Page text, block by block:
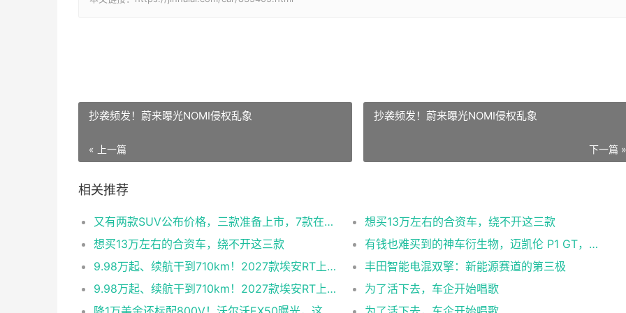
抄袭频发！蔚来曝光NOMI侵权乱象
« 上一篇
抄袭频发！蔚来曝光NOMI侵权乱象
下一篇 »
相关推荐
又有两款SUV公布价格，三款准备上市，7款在降价
想买13万左右的合资车，绕不开这三款
想买13万左右的合资车，绕不开这三款
有钱也难买到的神车衍生物，迈凯伦 P1 GT，全世界就四台
9.98万起、续航干到710km！2027款埃安RT上市
丰田智能电混双擎：新能源赛道的第三极
9.98万起、续航干到710km！2027款埃安RT上市
为了活下去，车企开始唱歌